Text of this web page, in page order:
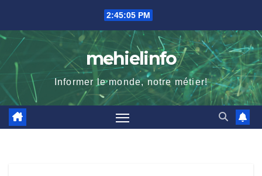
content
2:45:06 PM
mehielinfo
Informer le monde, notre métier!